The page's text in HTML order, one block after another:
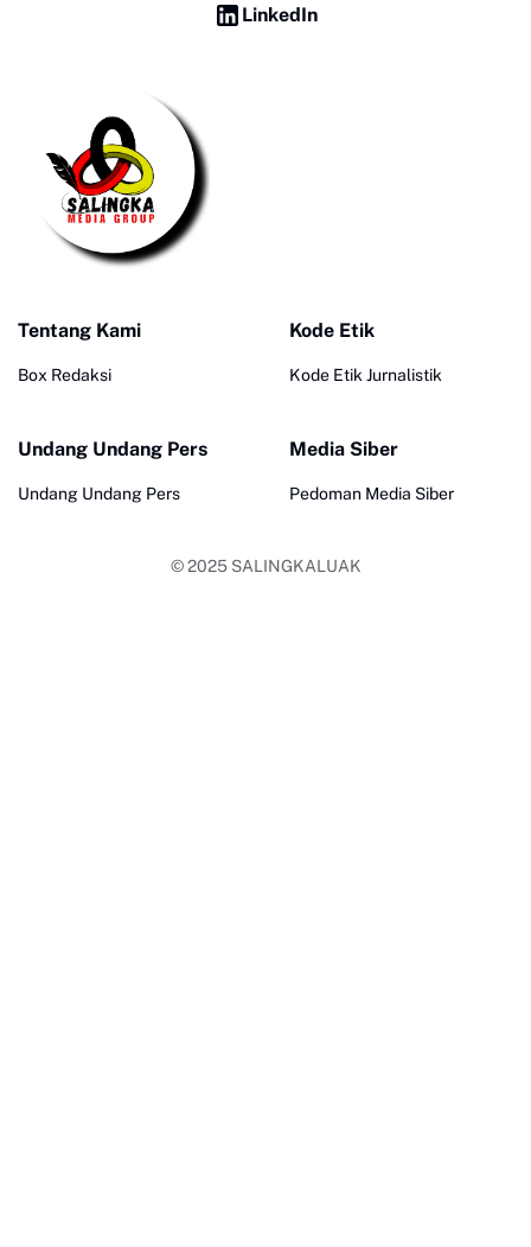
LinkedIn
Tentang Kami
Box Redaksi
Kode Etik
Kode Etik Jurnalistik
Undang Undang Pers
Undang Undang Pers
Media Siber
Pedoman Media Siber
© 2025 SALINGKALUAK